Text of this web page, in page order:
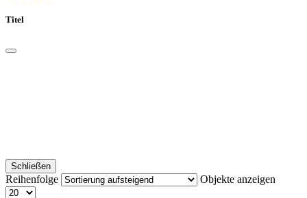
Titel
Schließen
Reihenfolge Objekte anzeigen